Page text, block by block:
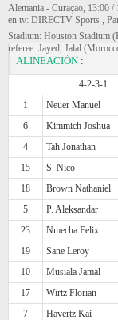
Alemania - Curaçao, 13:00
en tv: DIRECTV Sports ,
Stadium: Houston Stadium
referee: Jayed, Jalal
ALINEACIÓN :
4-2-3-1
1
Neuer Manuel
6
Kimmich Joshua
4
Tah Jonathan
15
S. Nico
18
Brown Nathaniel
5
P. Aleksandar
23
Nmecha Felix
19
Sane Leroy
10
Musiala Jamal
17
Wirtz Florian
7
Havertz Kai